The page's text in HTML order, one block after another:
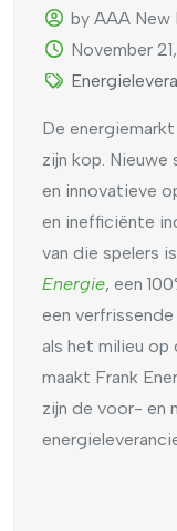
by AAA New
November
De
zijn kop. Nieuwe
en innovatieve
en inefficiënte
van die spelers is
Energie, een
een
als het milieu op
maakt Frank
zijn de voor- en